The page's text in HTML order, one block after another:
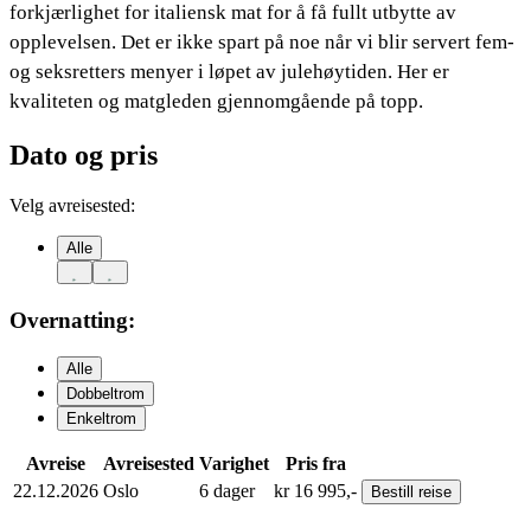
forkjærlighet for italiensk mat for å få fullt utbytte av
opplevelsen. Det er ikke spart på noe når vi blir servert fem-
og seksretters menyer i løpet av julehøytiden. Her er
kvaliteten og matgleden gjennomgående på topp.
Dato og pris
Velg avreisested:
Alle
Overnatting:
Alle
Dobbeltrom
Enkeltrom
Avreise Avreisested Varighet
Pris fra
22.12.2026 Oslo 6 dager kr 16 995,- Bestill reise